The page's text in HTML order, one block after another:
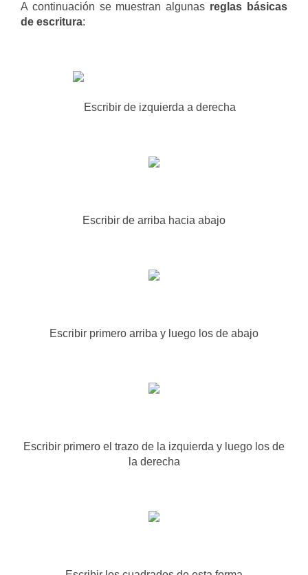
A continuación se muestran algunas reglas básicas
de escritura:
Escribir de izquierda a derecha
Escribir de arriba hacia abajo
Escribir primero arriba y luego los de abajo
Escribir primero el trazo de la izquierda y luego los de
la derecha